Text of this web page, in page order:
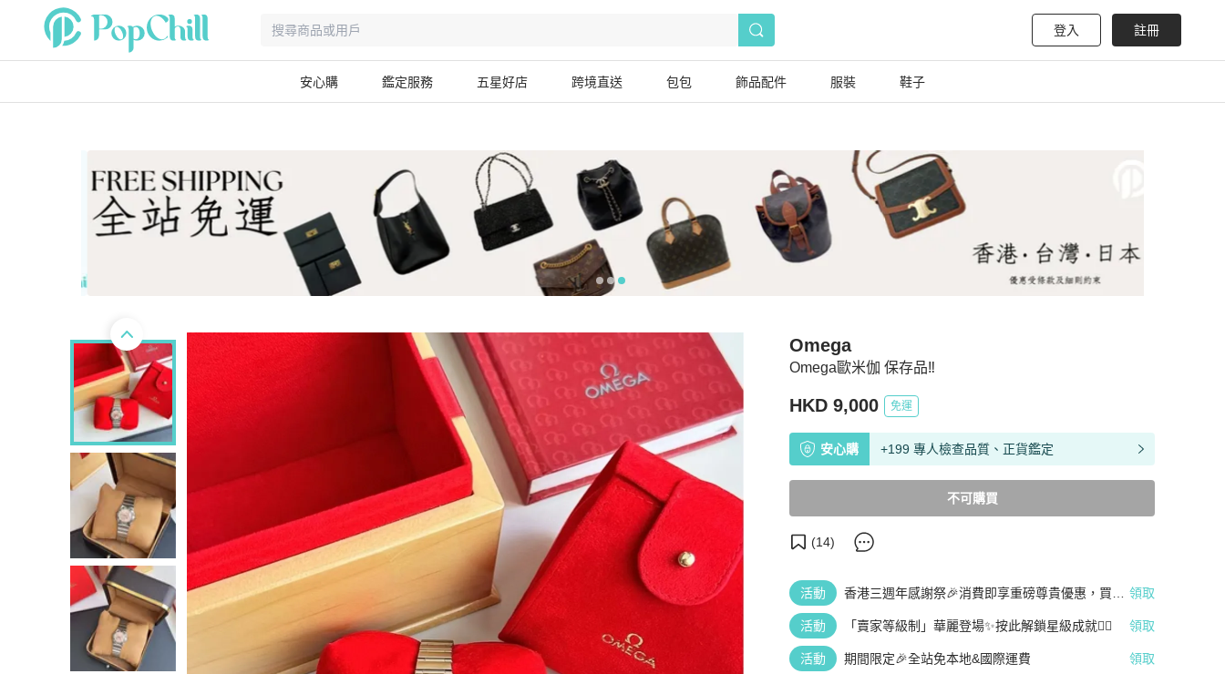
登入 註冊
安心購 鑑定服務 五星好店 跨境直送 包包 飾品配件 服裝 鞋子
Omega歐米伽 保存品‼️
Omega
HKD 9,000 免運
安心購 +199 專人檢查品質、正貨鑑定
不可購買
(14)
活動
香港三週年感謝祭🎉消費即享重磅尊貴優惠，買越
領取
活動 「賣家等級制」華麗登場✨按此解鎖星級成就👆🏻 領取
活動 期間限定🎉全站免本地&國際運費 領取